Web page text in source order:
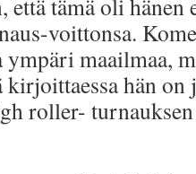
että tämä oli hänen
voittonsa.
maailmaa,
kirjoittaessa hän
roller-